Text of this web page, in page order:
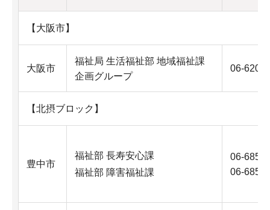
【大阪市】
大阪市
福祉局 生活福祉部 地域福祉課
企画グループ
06-
【北摂ブロック】
豊中市
福祉部 長寿安心課
福祉部 障害福祉課
06-
06-